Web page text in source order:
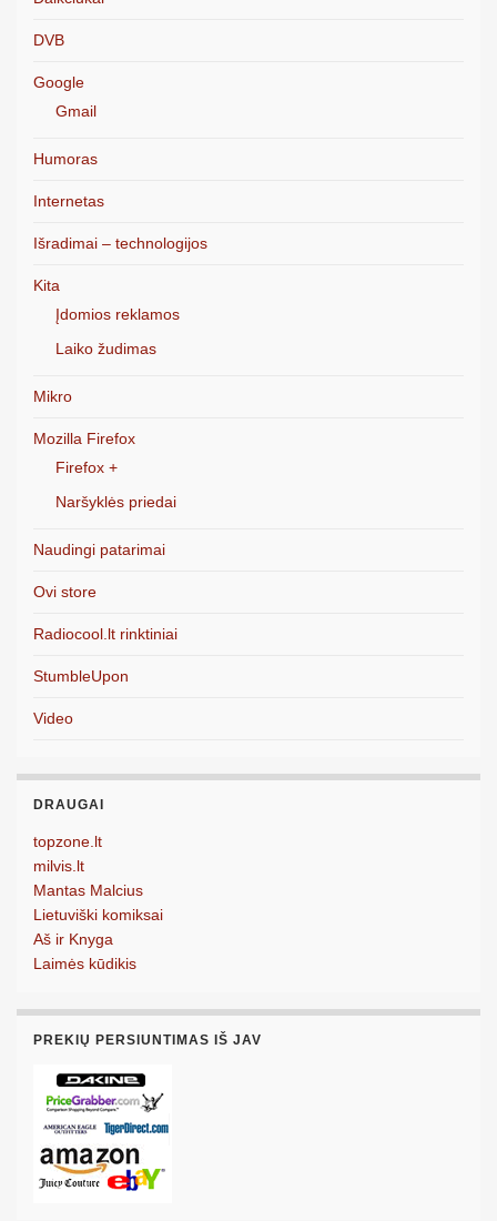
DVB
Google
Gmail
Humoras
Internetas
Išradimai – technologijos
Kita
Įdomios reklamos
Laiko žudimas
Mikro
Mozilla Firefox
Firefox +
Naršyklės priedai
Naudingi patarimai
Ovi store
Radiocool.lt rinktiniai
StumbleUpon
Video
DRAUGAI
topzone.lt
milvis.lt
Mantas Malcius
Lietuviški komiksai
Aš ir Knyga
Laimės kūdikis
PREKIŲ PERSIUNTIMAS IŠ JAV